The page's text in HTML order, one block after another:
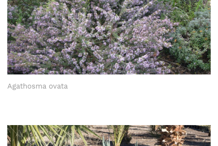
Agathosma ovata